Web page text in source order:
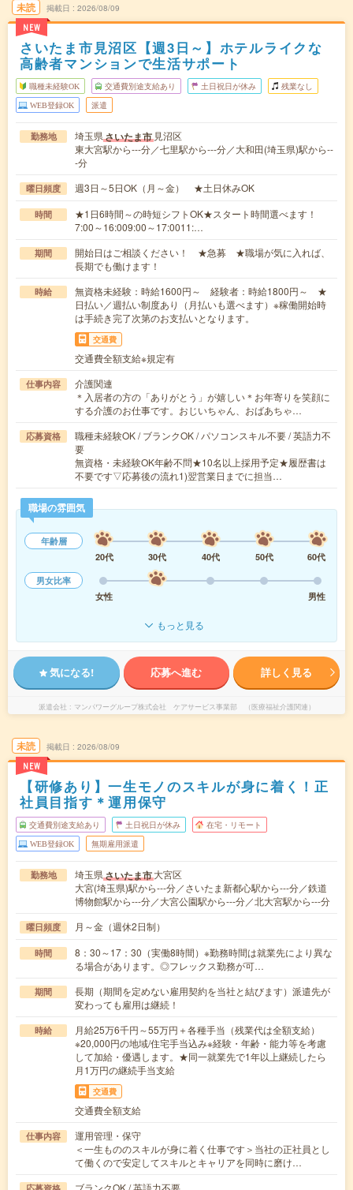
未読
NEW
掲載日 2026/08/09
さいたま市見沼区【週3日～】ホテルライクな
高齢者マンションで生活サポート
職種未経験OK 交通費別途支給あり 土日祝日が休み 残業なし
WEB登録OK 派遣
勤務地 埼玉県さいたま市 見沼区
東大宮駅から---分／七里駅から---分／大和田(埼玉県)駅から--
-分
曜日頻度 週3日～5日OK（月～金） ★土日休みOK
時間
★1日6時間～の時短シフトOK★スタート時間選べます！
7:00～16:009:00～17:0011:…
期間
開始日はご相談ください！ ★急募 ★職場が気に入れば、
長期でも働けます！
時給
無資格未経験：時給1600円～ 経験者：時給1800円～ ★
日払い／週払い制度あり（月払いも選べます）※稼働開始時
は手続き完了次第のお支払いとなります。
交通費
交通費全額支給※規定有
仕事内容
介護関連
＊入居者の方の「ありがとう」が嬉しい＊お年寄りを笑顔に
する介護のお仕事です。おじいちゃん、おばあちゃ…
応募資格
職種未経験OK / ブランクOK / パソコンスキル不要 / 英語力不
要
無資格・未経験OK年齢不問★10名以上採用予定★履歴書は
不要です▽応募後の流れ1)翌営業日までに担当…
職場の雰囲気
年齢層
20代
30代 40代 50代
60代
男女比率
女性
男性
もっと見る
気になる! 応募へ進む 詳しく見る
派遣会社 マンパワーグループ株式会社 ケアサービス事業部 （医療福祉介護関連）
未読
NEW
掲載日 2026/08/09
【研修あり】一生モノのスキルが身に着く！正
社員目指す＊運用保守
交通費別途支給あり 土日祝日が休み 在宅・リモート
WEB登録OK 無期雇用派遣
勤務地 埼玉県さいたま市大宮区
大宮(埼玉県)駅から---分／さいたま新都心駅から---分／鉄道
博物館駅から---分／大宮公園駅から---分／北大宮駅から---分
曜日頻度 月～金（週休2日制）
時間
8：30～17：30（実働8時間）※勤務時間は就業先により異な
る場合があります。◎フレックス勤務が可…
期間
長期（期間を定めない雇用契約を当社と結びます）派遣先が
変わっても雇用は継続！
時給
月給25万6千円～55万円＋各種手当（残業代は全額支給）
※20,000円の地域/住宅手当込み※経験・年齢・能力等を考慮
して加給・優遇します。★同一就業先で1年以上継続したら
月1万円の継続手当支給
交通費
交通費全額支給
仕事内容
運用管理・保守
＜一生もののスキルが身に着く仕事です＞当社の正社員とし
て働くので安定してスキルとキャリアを同時に磨け…